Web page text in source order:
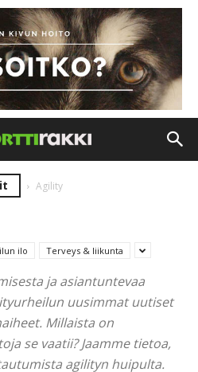
Agility
ilo Terveys & liikunta
ja asiantuntevaa
uusimmat uutiset
Millaista on
se vaatii? Jaamme tietoa,
agilityn huipulta.